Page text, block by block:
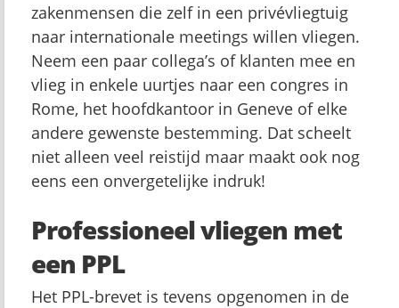
zakenmensen die zelf in een privévliegtuig
naar internationale meetings willen vliegen.
Neem een paar collega’s of klanten mee en
vlieg in enkele uurtjes naar een congres in
Rome, het hoofdkantoor in Geneve of elke
andere gewenste bestemming. Dat scheelt
niet alleen veel reistijd maar maakt ook nog
eens een onvergetelijke indruk!
Professioneel vliegen met
een PPL
Het PPL-brevet is tevens opgenomen in de